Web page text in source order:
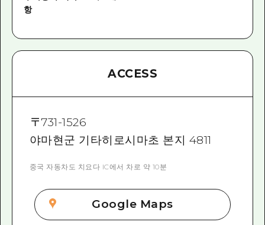
항
ACCESS
〒731-1526
야마현군 기타히로시마초 본지 4811
중국 자동차도 치요다 IC에서 차로 약 10분
Google Maps